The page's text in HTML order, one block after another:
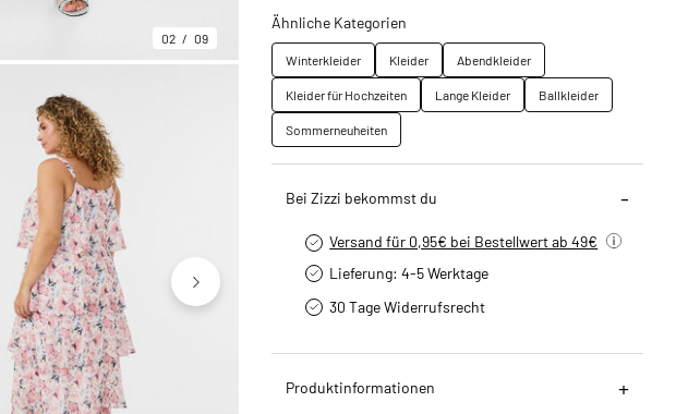
02 09
Ähnliche Kategorien
Winterkleider Kleider
Abendkleider
Kleider für Hochzeiten
Lange Kleider
Ballkleider
Sommerneuheiten
Bei Zizzi bekommst du
Versand für 0,95€ bei Bestellwert ab 49€
Lieferung: 4-5 Werktage
30 Tage Widerrufsrecht
Produktinformationen